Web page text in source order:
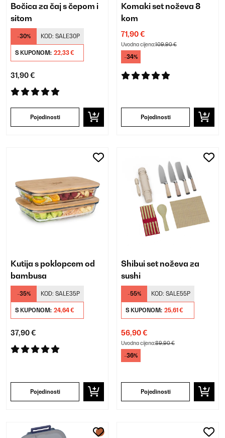
Bočica za čaj s čepom i
sitom
-30% KOD: SALE30P
S KUPONOM: 22,33 €
31,90 €
Pojedinosti
Komaki set noževa 8
kom
71,90 €
Uvodna cijena:109,90 €
-34%
Pojedinosti
Kutija s poklopcem od
bambusa
-35% KOD: SALE35P
S KUPONOM: 24,64 €
37,90 €
Pojedinosti
Shibui set noževa za
sushi
-55% KOD: SALE55P
S KUPONOM: 25,61 €
56,90 €
Uvodna cijena:89,90 €
-36%
Pojedinosti